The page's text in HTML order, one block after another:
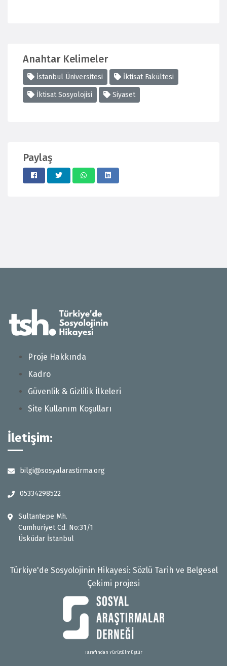
Anahtar Kelimeler
İstanbul Üniversitesi İktisat Fakültesi
İktisat Sosyolojisi Siyaset
Paylaş
Proje Hakkında
Kadro
Güvenlik & Gizlilik İlkeleri
Site Kullanım Koşulları
İletişim:
bilgi@sosyalarastirma.org
05334298522
Sultantepe Mh.
Cumhuriyet Cd. No:31/1
Üsküdar İstanbul
Türkiye'de Sosyolojinin Hikayesi: Sözlü Tarih ve Belgesel
Çekimi projesi
Tarafından Yürütülmüştür